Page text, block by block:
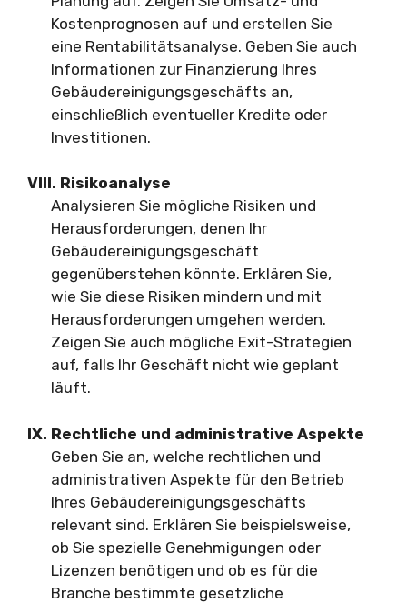
Kostenprognosen auf und erstellen Sie
eine Rentabilitätsanalyse. Geben Sie auch
Informationen zur Finanzierung Ihres
Gebäudereinigungsgeschäfts an,
einschließlich eventueller Kredite oder
Investitionen.
VIII. Risikoanalyse
Analysieren Sie mögliche Risiken und
Herausforderungen, denen Ihr
Gebäudereinigungsgeschäft
gegenüberstehen könnte. Erklären Sie,
wie Sie diese Risiken mindern und mit
Herausforderungen umgehen werden.
Zeigen Sie auch mögliche Exit-Strategien
auf, falls Ihr Geschäft nicht wie geplant
läuft.
IX. Rechtliche und administrative Aspekte
Geben Sie an, welche rechtlichen und
administrativen Aspekte für den Betrieb
Ihres Gebäudereinigungsgeschäfts
relevant sind. Erklären Sie beispielsweise,
ob Sie spezielle Genehmigungen oder
Lizenzen benötigen und ob es für die
Branche bestimmte gesetzliche